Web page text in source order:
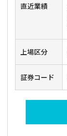
直近業績
上場区分
証券コード